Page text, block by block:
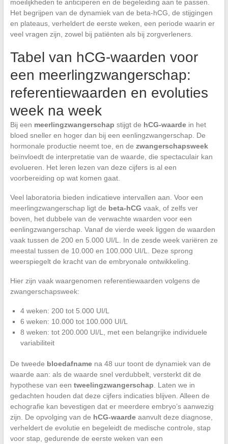
moeilijkheden te anticiperen en de begeleiding aan te passen.
Het begrijpen van de dynamiek van de beta-hCG, de stijgingen
en plateaus, verheldert de eerste weken, een periode waarin er
veel vragen zijn, zowel bij patiënten als bij zorgverleners.
Tabel van hCG-waarden voor
een meerlingzwangerschap:
referentiewaarden en evoluties
week na week
Bij een meerlingzwangerschap stijgt de hCG-waardein het
bloed sneller en hoger dan bij een eenlingzwangerschap. De
hormonale productie neemt toe, en de zwangerschapsweek
beïnvloedt de interpretatie van de waarde, die spectaculair kan
evolueren. Het leren lezen van deze cijfers is al een
voorbereiding op wat komen gaat.
Veel laboratoria bieden indicatieve intervallen aan. Voor een
meerlingzwangerschap ligt de beta-hCG vaak, of zelfs ver
boven, het dubbele van de verwachte waarden voor een
eenlingzwangerschap. Vanaf de vierde week liggen de waarden
vaak tussen de 200 en 5.000 UI/L. In de zesde week variëren ze
meestal tussen de 10.000 en 100.000 UI/L. Deze sprong
weerspiegelt de kracht van de embryonale ontwikkeling.
Hier zijn vaak waargenomen referentiewaarden volgens de
zwangerschapsweek:
4 weken: 200 tot 5.000 UI/L
6 weken: 10.000 tot 100.000 UI/L
8 weken: tot 200.000 UI/L, met een belangrijke individuele
variabiliteit
De tweede bloedafnamena 48 uur toont de dynamiek van de
waarde aan: als de waarde snel verdubbelt, versterkt dit de
hypothese van een tweelingzwangerschap . Laten we in
gedachten houden dat deze cijfers indicaties blijven. Alleen de
echografie kan bevestigen dat er meerdere embryo’s aanwezig
zijn. De opvolging van de hCG-waardeaanvult deze diagnose,
verheldert de evolutie en begeleidt de medische controle, stap
voor stap, gedurende de eerste weken van een